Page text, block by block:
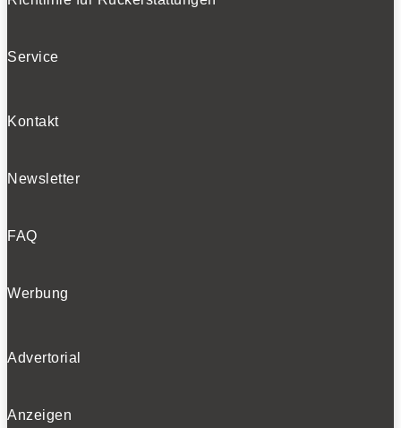
Service
Kontakt
Newsletter
FAQ
Werbung
Advertorial
Anzeigen